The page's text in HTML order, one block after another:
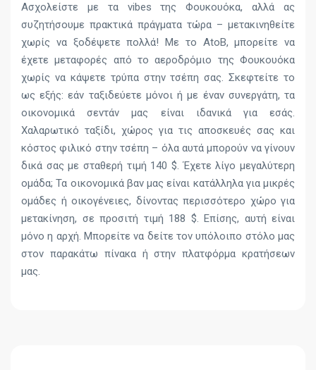
Ασχολείστε με τα vibes της Φουκουόκα, αλλά ας
συζητήσουμε πρακτικά πράγματα τώρα – μετακινηθείτε
χωρίς να ξοδέψετε πολλά! Με το AtoB, μπορείτε να
έχετε μεταφορές από το αεροδρόμιο της Φουκουόκα
χωρίς να κάψετε τρύπα στην τσέπη σας. Σκεφτείτε το
ως εξής: εάν ταξιδεύετε μόνοι ή με έναν συνεργάτη, τα
οικονομικά σεντάν μας είναι ιδανικά για εσάς.
Χαλαρωτικό ταξίδι, χώρος για τις αποσκευές σας και
κόστος φιλικό στην τσέπη – όλα αυτά μπορούν να γίνουν
δικά σας με σταθερή τιμή 140 $. Έχετε λίγο μεγαλύτερη
ομάδα; Τα οικονομικά βαν μας είναι κατάλληλα για μικρές
ομάδες ή οικογένειες, δίνοντας περισσότερο χώρο για
μετακίνηση, σε προσιτή τιμή 188 $. Επίσης, αυτή είναι
μόνο η αρχή. Μπορείτε να δείτε τον υπόλοιπο στόλο μας
στον παρακάτω πίνακα ή στην πλατφόρμα κρατήσεων
μας.